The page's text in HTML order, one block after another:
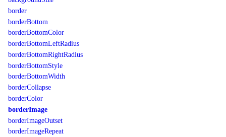
border
borderBottom
borderBottomColor
borderBottomLeftRadius
borderBottomRightRadius
borderBottomStyle
borderBottomWidth
borderCollapse
borderColor
borderImage
borderImageOutset
borderImageRepeat